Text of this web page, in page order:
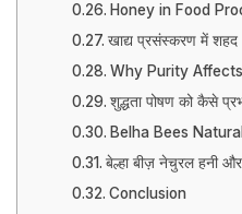
Honey in Food
खाद्य प्रसंस्करण में शहद
Why Purity
शुद्धता पोषण को कैसे
Belha Bees
बेल्हा बीज़ नेचुरल हनी और
Conclusion